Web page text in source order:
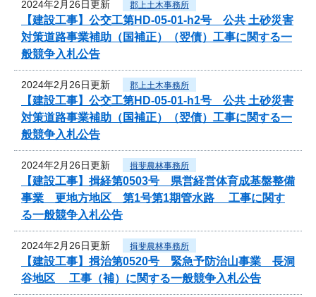
2024年2月26日更新 郡上土木事務所
【建設工事】公交工第HD-05-01-h2号 公共 土砂災害
対策道路事業補助（国補正）（翌債）工事に関する一
般競争入札公告
2024年2月26日更新 郡上土木事務所
【建設工事】公交工第HD-05-01-h1号 公共 土砂災害
対策道路事業補助（国補正）（翌債）工事に関する一
般競争入札公告
2024年2月26日更新 揖斐農林事務所
【建設工事】揖経第0503号 県営経営体育成基盤整備
事業 更地方地区 第1号第1期管水路 工事に関す
る一般競争入札公告
2024年2月26日更新 揖斐農林事務所
【建設工事】揖治第0520号 緊急予防治山事業 長洞
谷地区 工事（補）に関する一般競争入札公告